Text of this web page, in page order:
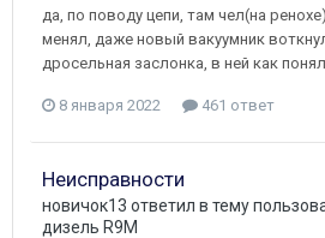
да, по поводу цепи, там чел(на
менял, даже новый вакуумник
дросельная заслонка, в ней как
8 января 2022 461 ответ
Неисправности
новичок13 ответил в тему
дизель R9M